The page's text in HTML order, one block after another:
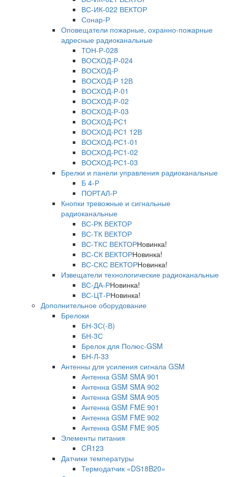
ВС-ИК-022 ВЕКТОР
Сонар-Р
Оповещатели пожарные, охранно-пожарные
адресные радиоканальные
ТОН-Р-028
ВОСХОД-Р-024
ВОСХОД-Р
ВОСХОД-Р 12В
ВОСХОД-Р-01
ВОСХОД-Р-02
ВОСХОД-Р-03
ВОСХОД-РС1
ВОСХОД-РС1 12В
ВОСХОД-РС1-01
ВОСХОД-РС1-02
ВОСХОД-РС1-03
Брелки и панели управления радиоканальные
Б 4-Р
ПОРТАЛ-Р
Кнопки тревожные и сигнальные
радиоканальные
ВС-РК ВЕКТОР
ВС-ТК ВЕКТОР
ВС-ТКС ВЕКТОРНовинка!
ВС-СК ВЕКТОРНовинка!
ВС-СКС ВЕКТОРНовинка!
Извещатели технологические радиоканальные
ВС-ДА-РНовинка!
ВС-ЦТ-РНовинка!
Дополнительное оборудование
Брелоки
БН-3С(-В)
БН-3С
Брелок для Полюс-GSM
БН-Л-33
Антенны для усиления сигнала GSM
Антенна GSM SMA 901
Антенна GSM SMA 902
Антенна GSM SMA 905
Антенна GSM FME 901
Антенна GSM FME 902
Антенна GSM FME 905
Элементы питания
CR123
Датчики температуры
Термодатчик «DS18B20»